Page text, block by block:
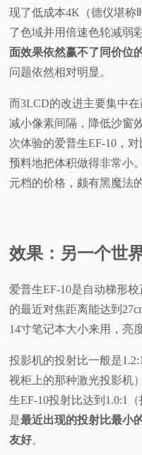
现了低成本4K（德仪堪称
了色域并用倍速色轮减弱
面效果依然赢不了同价位
问题依然相对明显。
而3LCD的改进主要集中
减小像素间隔，降低沙窗
次体验的爱普生EF-10，
预料地把体积做得非常小
元档的价格，颇有黑魔法
效果：另一个世
爱普生EF-10是自动梯形
的最近对焦距离能达到
14寸笔记本大小来用，亮
投影机的投射比一般是
视柜上的那种激光投影机
生EF-10投射比达到1.0:1
是最近出现的投射比最小
友好。